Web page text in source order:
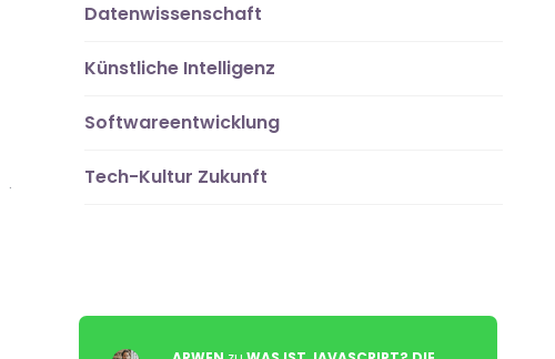
Datenwissenschaft
Künstliche Intelligenz
Softwareentwicklung
Tech-Kultur Zukunft